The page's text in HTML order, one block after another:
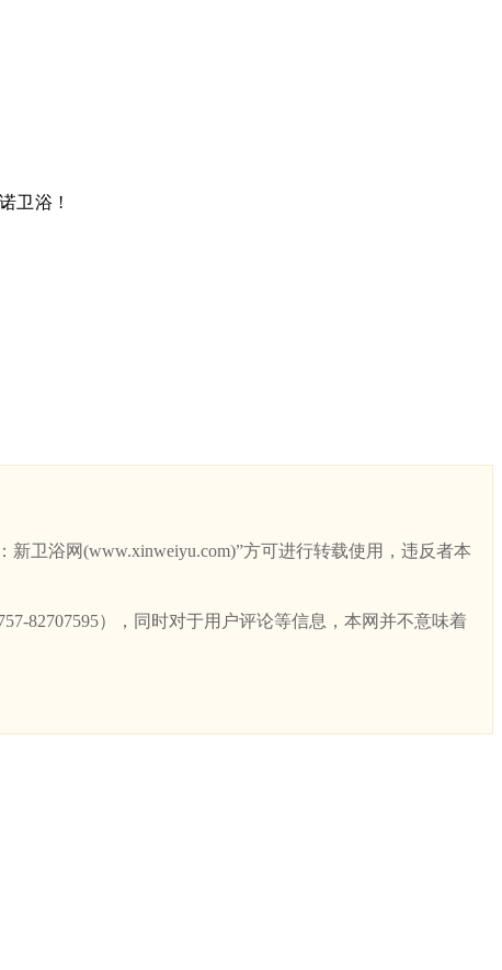
卫浴 !
卫浴网(www.xinweiyu.com)”方可进行转载使用，违反者本
82707595），同时对于用户评论等信息，本网并不意味着